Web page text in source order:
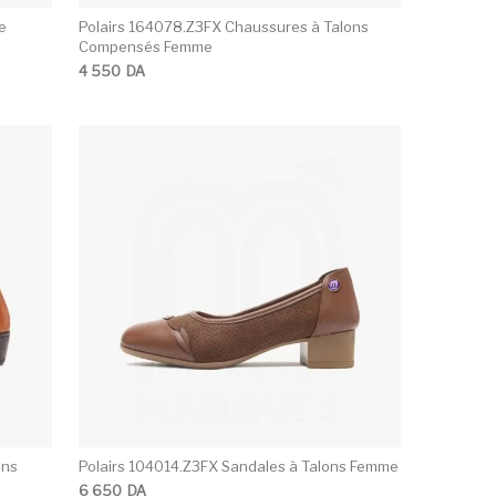
Polairs 164078.Z3FX Chaussures à Talons
Compensés Femme
4 550 DA
Polairs 104014.Z3FX Sandales à Talons Femme
6 650 DA